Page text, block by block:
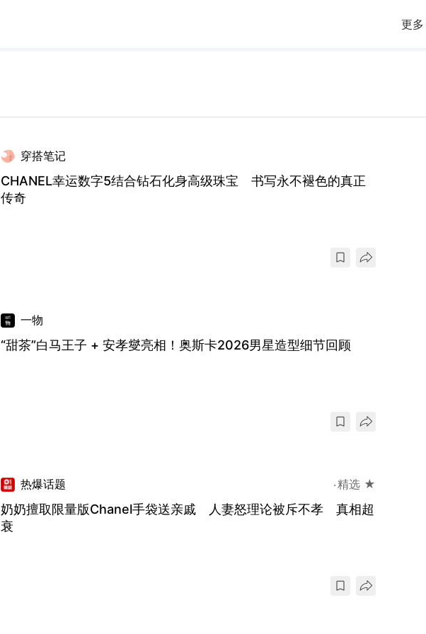
更多
穿搭笔记
CHANEL幸运数字5结合钻石化身高级珠宝 书写永不褪色的真正
传奇
一物
“甜茶”白马王子 + 安孝燮亮相！奥斯卡2026男星造型细节回顾
热爆话题 精选 ★
奶奶擅取限量版Chanel手袋送亲戚 人妻怒理论被斥不孝 真相超
衰